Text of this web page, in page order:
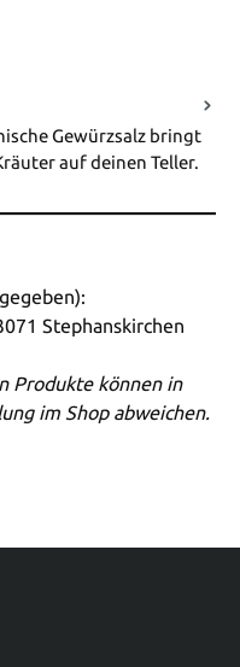
Gewürzsalz bringt
auf deinen Teller.
Stephanskirchen
Produkte können in
im Shop abweichen.